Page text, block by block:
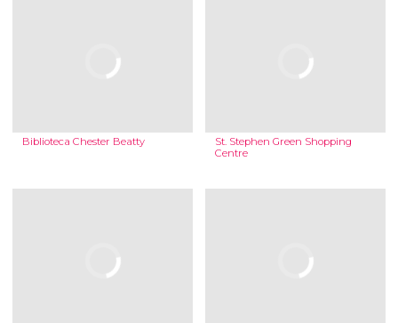
Biblioteca Chester Beatty
St. Stephen Green Shopping
Centre